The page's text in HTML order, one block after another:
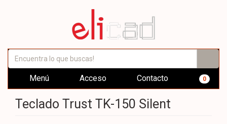
Menú Acceso Contacto 0
Teclado Trust TK-150 Silent